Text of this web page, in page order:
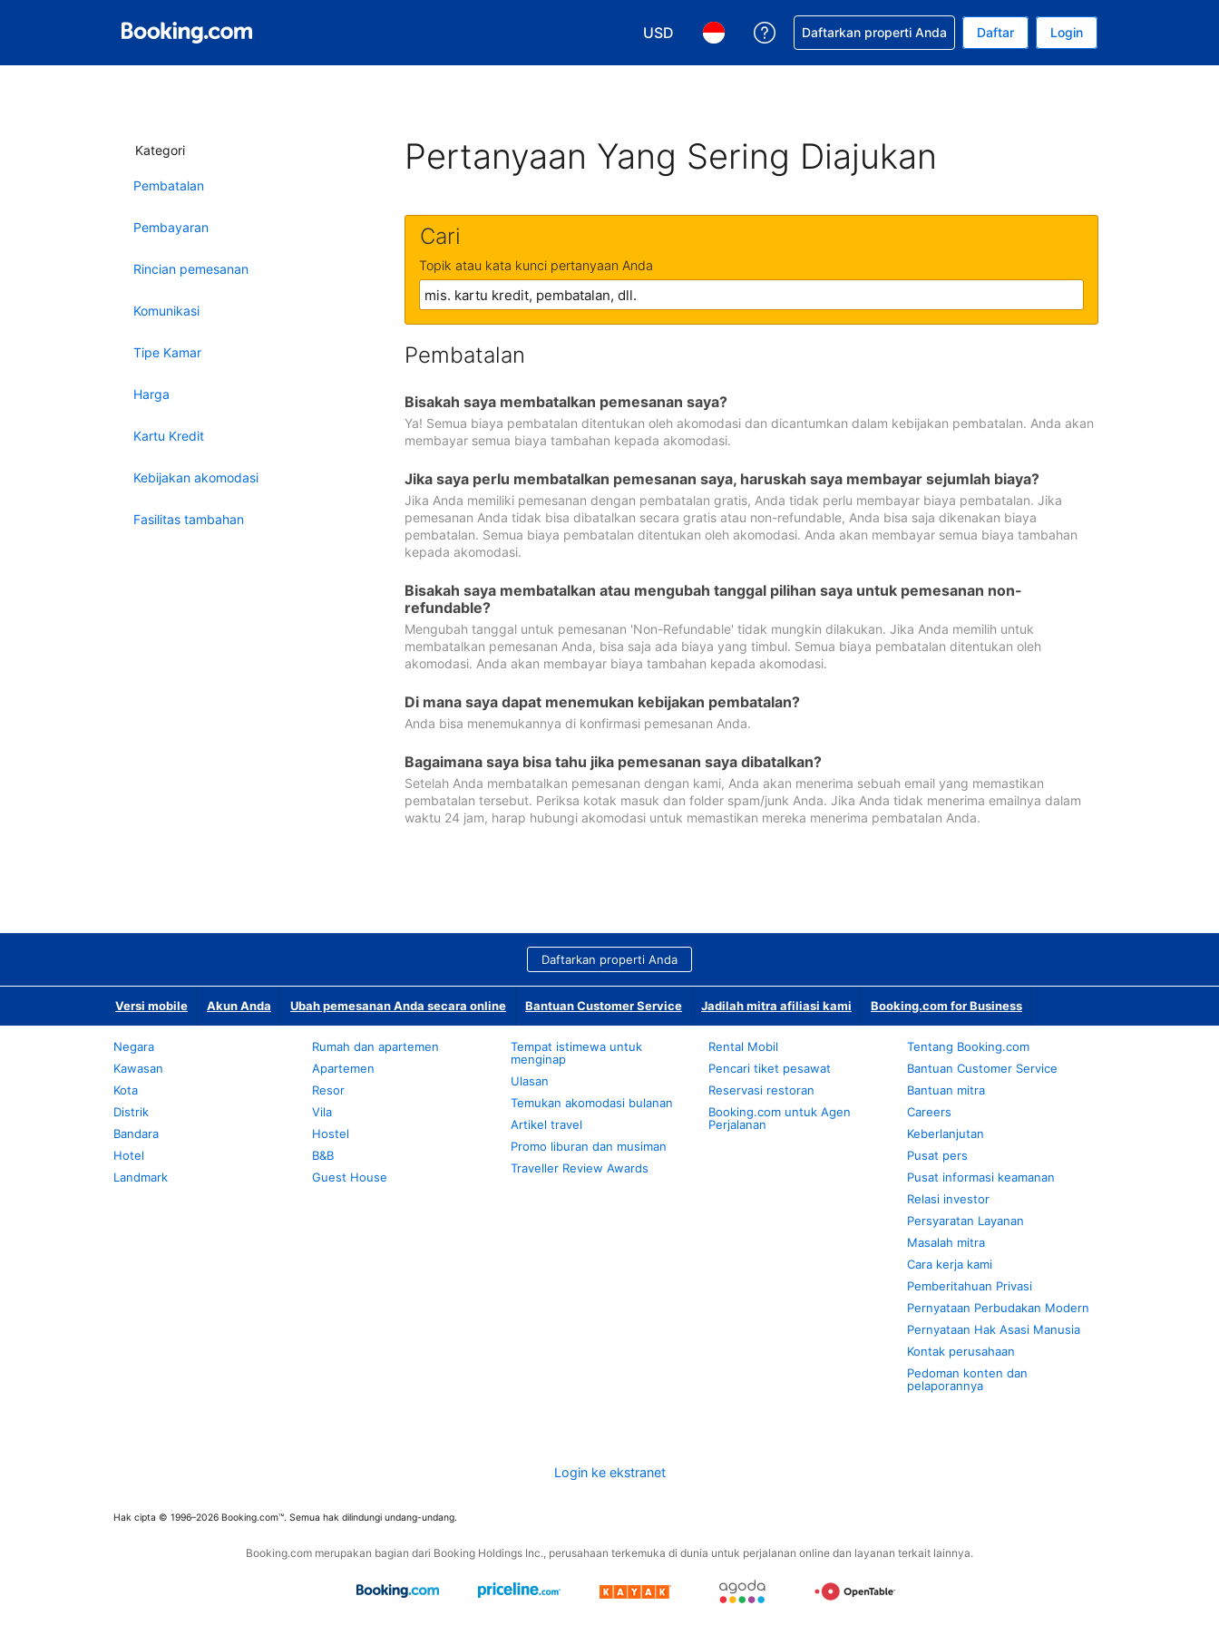
USD
Pilih mata uang Anda. Mata uang Anda saat ini adalah Dolar Amerika Serikat
Pilih bahasa Anda. Bahasa Anda saat ini adalah Bahasa Indonesia
Dapatkan bantuan untuk pemesanan Anda
Daftarkan properti Anda Daftar Login
Kategori
Pembatalan
Pembayaran
Rincian pemesanan
Komunikasi
Tipe Kamar
Harga
Kartu Kredit
Kebijakan akomodasi
Fasilitas tambahan
Pertanyaan Yang Sering Diajukan
Cari
Topik atau kata kunci pertanyaan Anda
Pembatalan
Bisakah saya membatalkan pemesanan saya?
Ya! Semua biaya pembatalan ditentukan oleh akomodasi dan dicantumkan dalam kebijakan pembatalan. Anda akan
membayar semua biaya tambahan kepada akomodasi.
Jika saya perlu membatalkan pemesanan saya, haruskah saya membayar sejumlah biaya?
Jika Anda memiliki pemesanan dengan pembatalan gratis, Anda tidak perlu membayar biaya pembatalan. Jika
pemesanan Anda tidak bisa dibatalkan secara gratis atau non-refundable, Anda bisa saja dikenakan biaya
pembatalan. Semua biaya pembatalan ditentukan oleh akomodasi. Anda akan membayar semua biaya tambahan
kepada akomodasi.
Bisakah saya membatalkan atau mengubah tanggal pilihan saya untuk pemesanan non-
refundable?
Mengubah tanggal untuk pemesanan 'Non-Refundable' tidak mungkin dilakukan. Jika Anda memilih untuk
membatalkan pemesanan Anda, bisa saja ada biaya yang timbul. Semua biaya pembatalan ditentukan oleh
akomodasi. Anda akan membayar biaya tambahan kepada akomodasi.
Di mana saya dapat menemukan kebijakan pembatalan?
Anda bisa menemukannya di konfirmasi pemesanan Anda.
Bagaimana saya bisa tahu jika pemesanan saya dibatalkan?
Setelah Anda membatalkan pemesanan dengan kami, Anda akan menerima sebuah email yang memastikan
pembatalan tersebut. Periksa kotak masuk dan folder spam/junk Anda. Jika Anda tidak menerima emailnya dalam
waktu 24 jam, harap hubungi akomodasi untuk memastikan mereka menerima pembatalan Anda.
Daftarkan properti Anda
Versi mobile Akun Anda Ubah pemesanan Anda secara online Bantuan Customer Service Jadilah mitra afiliasi kami Booking.com for Business
Negara
Kawasan
Kota
Distrik
Bandara
Hotel
Landmark
Rumah dan apartemen
Apartemen
Resor
Vila
Hostel
B&B
Guest House
Tempat istimewa untuk
menginap
Ulasan
Temukan akomodasi bulanan
Artikel travel
Promo liburan dan musiman
Traveller Review Awards
Rental Mobil
Pencari tiket pesawat
Reservasi restoran
Booking.com untuk Agen
Perjalanan
Tentang Booking.com
Bantuan Customer Service
Bantuan mitra
Careers
Keberlanjutan
Pusat pers
Pusat informasi keamanan
Relasi investor
Persyaratan Layanan
Masalah mitra
Cara kerja kami
Pemberitahuan Privasi
Pernyataan Perbudakan Modern
Pernyataan Hak Asasi Manusia
Kontak perusahaan
Pedoman konten dan
pelaporannya
Login ke ekstranet
Hak cipta © 1996–2026 Booking.com™. Semua hak dilindungi undang-undang.
Booking.com merupakan bagian dari Booking Holdings Inc., perusahaan terkemuka di dunia untuk perjalanan online dan layanan terkait lainnya.